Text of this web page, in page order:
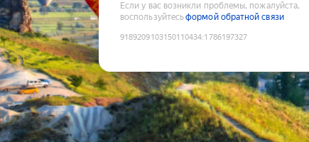
Если у вас возникли проблемы, пожалуйста,
воспользуйтесьформой обратной связи
9189209103150110434:1786197327